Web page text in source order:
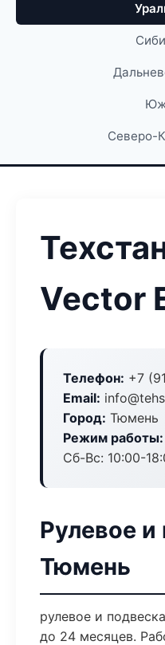
Северо-
Vector
Телефон: +7
Email:
Город: Тюмень
Режим работы:
Сб-Вс: 10:00-
Рулевое и
Тюмень
рулевое и
до 24 месяцев.